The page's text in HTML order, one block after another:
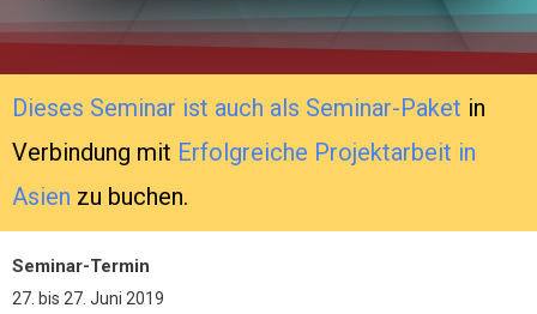
Dieses Seminar ist auch als Seminar-Paket in
Verbindung mit Erfolgreiche Projektarbeit in
Asien zu buchen.
Seminar-Termin
27. bis 27. Juni 2019